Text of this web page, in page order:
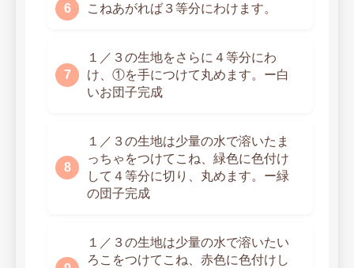
こねあがれば３等分にわけます。
１／３の生地をさらに４等分にわ
け、①を手につけて丸めます。ー白
いお団子完成
１／３の生地は少量の水で溶いたま
っちゃをつけてこね、緑色に色付け
して４等分に切り、丸めます。ー緑
の団子完成
１／３の生地は少量の水で溶いたい
ろこをつけてこね、赤色に色付けし